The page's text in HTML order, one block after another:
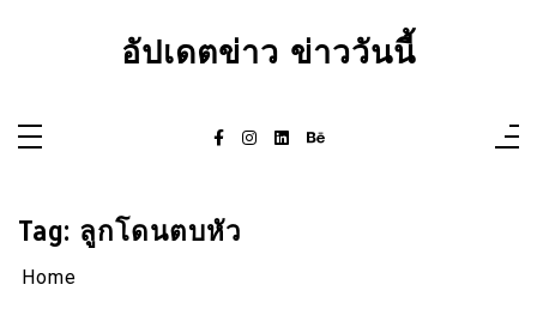
อัปเดตข่าว ข่าววันนี้
Tag: ลูกโดนตบหัว
Home